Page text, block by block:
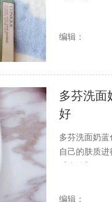
编辑：
多芬洗面
好
多芬洗面奶
自己的肤质
编辑：